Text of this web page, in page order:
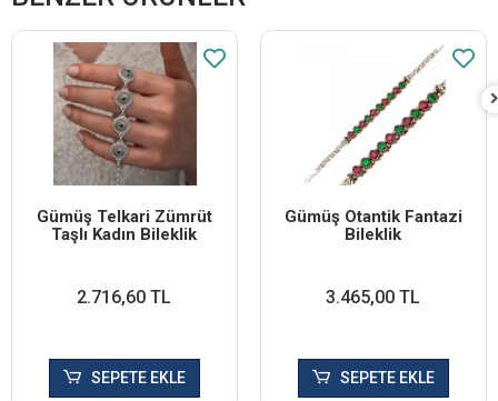
Gümüş Telkari Zümrüt
Taşlı Kadın Bileklik
2.716,60 TL
SEPETE EKLE
Gümüş Otantik Fantazi
Bileklik
3.465,00 TL
SEPETE EKLE